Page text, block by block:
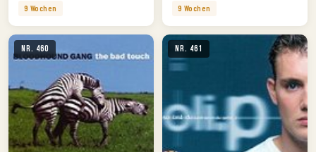
9 Wochen 9 Wochen
Nr. 460 Nr. 461